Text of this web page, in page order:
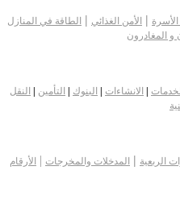
| الأمن الغذائي | الطاقة في المنازل
و المغادرون
| الانشاءات | البنوك | التأمين | النقل
الربعية | المدخلات والمخرجات | الأرقام